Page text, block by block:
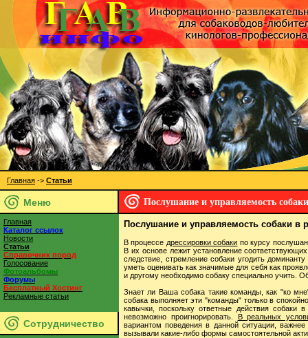
Главная -> Статьи
Меню
Главная
Каталог ссылок
Новости
Статьи
Справочник пород
Голосование
Фотоальбомы
Форумы
Бесплатный Хостинг
Рекламные статьи
Сотрудничество
Послушание и управляемость
Послушание и управляемость собаки в
В процессе дрессировки собаки по курсу
В их основе лежит установление
следствие, стремление собаки угодить
уметь оценивать как значимые для себя как
и другому необходимо собаку специально учить.
Знает ли Ваша собака такие команды, как "ко
собака выполняет эти "команды" только в
кавычки, поскольку ответные действия
невозможно проигнорировать. В реальных
вариантом поведения в данной ситуации,
вызывали какие-либо формы самостоятельной